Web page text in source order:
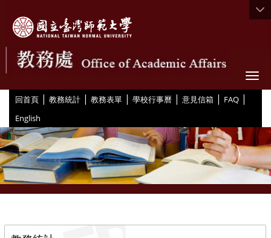
回首頁 | 教務統計 | 教務表單 | 學校行事曆 | 意見信箱 | FAQ |
English